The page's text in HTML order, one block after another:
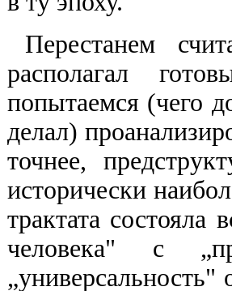
Перестанем
располагал
попытаемся (чего
делал)
точнее,
исторически
трактата состояла
человека" с
„универсальность"